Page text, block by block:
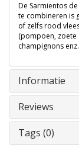
De Sarmientos
te combineren is
of zelfs rood
(pompoen,
champignons
Informatie
Reviews
Tags (0)